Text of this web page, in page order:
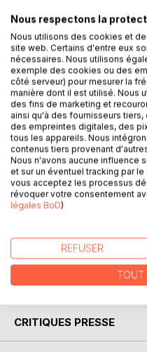
DESCRIPTION
J'ai conçu ce livre de jeux
écrire, sans complexe et
Ces 111 jeux d'écriture
jouer avec les mots en
Les contraintes
libérer la créativité,
écriture.
Libérez donc votre
d'écriture.
AUTEUR(S)
CRITIQUES PRESSE
Nous respectons la
Nous utilisons des cookies et
site web. Certains d'entre eux
nécessaires. Nous utilisons
exemple des cookies ou des
côté serveur) pour mesurer la
manière dont il est utilisé. Nous
des fins de marketing et
ainsi qu'à des fournisseurs
des empreintes digitales, des
tous les appareils. Nous
contenus tiers provenant
Nous n'avons aucune influence
et sur un éventuel tracking par
vous acceptez les processus
révoquer votre consentement
légales BoD)
REFUSER
TOUT